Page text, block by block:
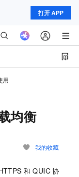
打开 APP
用
均衡
我的收藏
和 QUIC 协